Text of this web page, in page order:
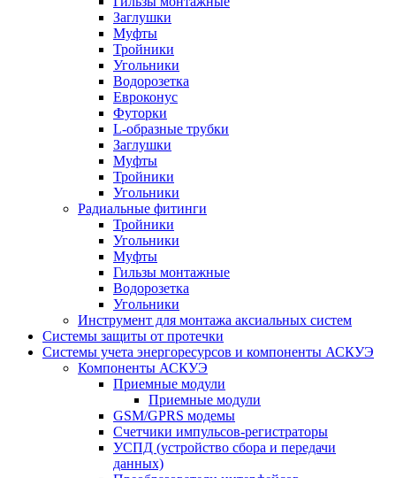
Заглушки
Муфты
Тройники
Угольники
Водорозетка
Евроконус
Футорки
L-образные трубки
Заглушки
Муфты
Тройники
Угольники
Радиальные фитинги
Тройники
Угольники
Муфты
Гильзы монтажные
Водорозетка
Угольники
Инструмент для монтажа аксиальных систем
Системы защиты от протечки
Системы учета энергоресурсов и компоненты АСКУЭ
Компоненты АСКУЭ
Приемные модули
Приемные модули
GSM/GPRS модемы
Счетчики импульсов-регистраторы
УСПД (устройство сбора и передачи
данных)